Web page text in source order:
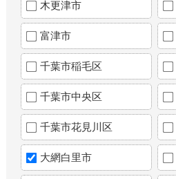
木更津市
富津市
千葉市稲毛区
千葉市中央区
千葉市花見川区
大網白里市